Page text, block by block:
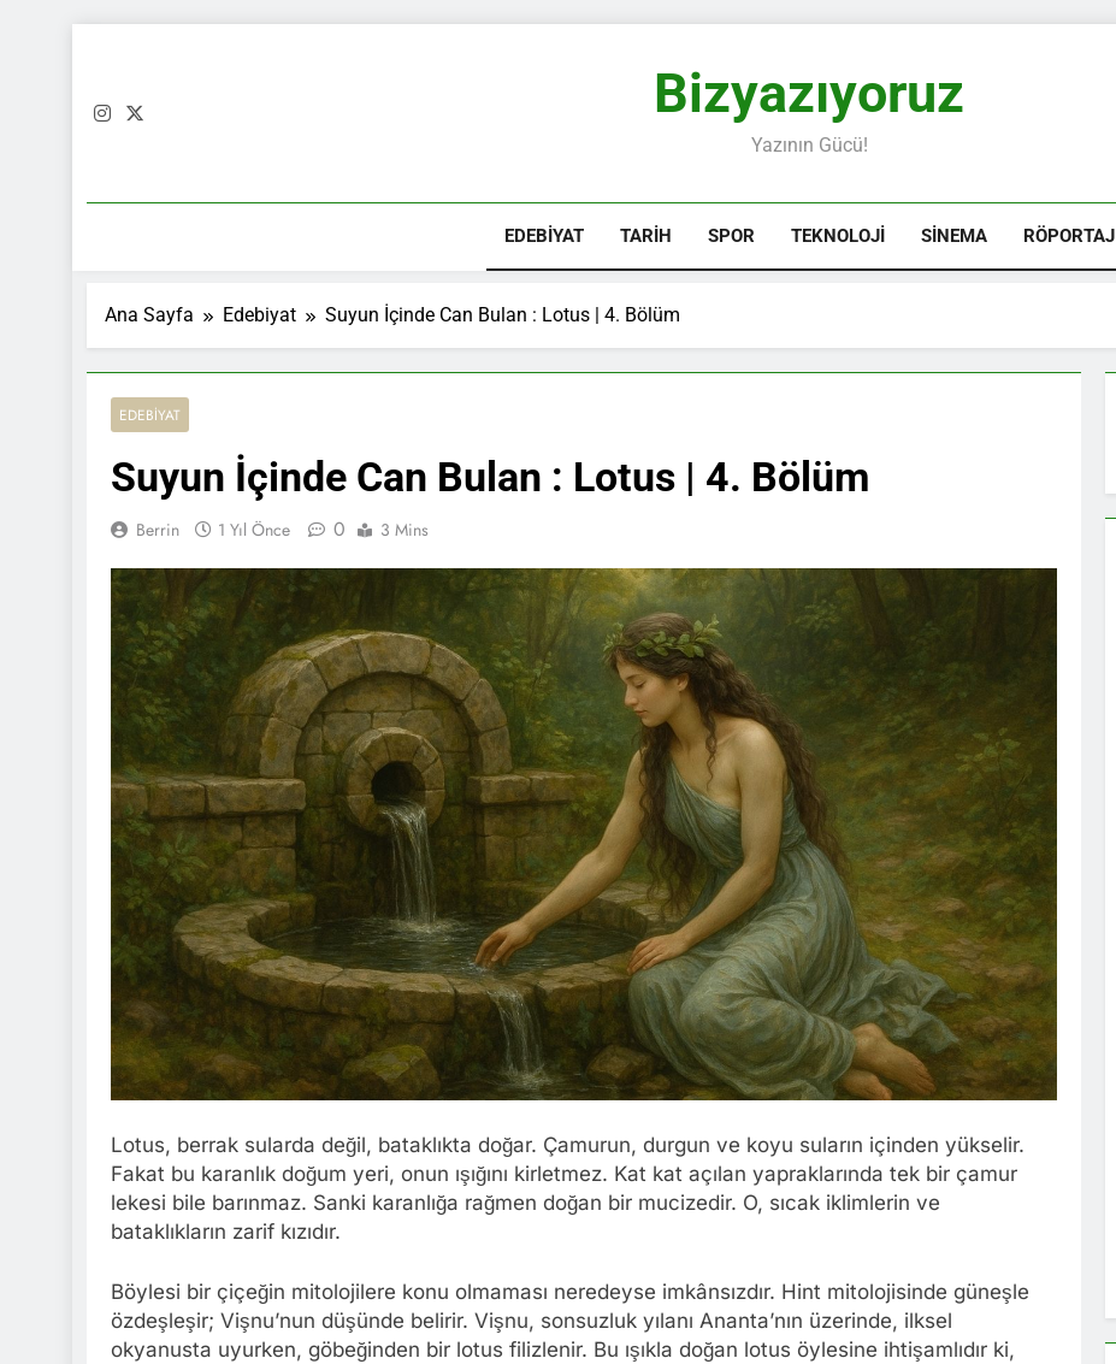
Bizyazıyoruz
Yazının Gücü!
EDEBIYAT TARIH SPOR TEKNOLOJI SINEMA RÖPORTAJ
Ana Sayfa Edebiyat Suyun İçinde Can Bulan : Lotus | 4. Bölüm
EDEBIYAT
Suyun İçinde Can Bulan : Lotus | 4. Bölüm
Berrin 1 Yıl Önce 0 3 Mins
Lotus, berrak sularda değil, bataklıkta doğar. Çamurun, durgun ve koyu suların içinden yükselir.
Fakat bu karanlık doğum yeri, onun ışığını kirletmez. Kat kat açılan yapraklarında tek bir çamur
lekesi bile barınmaz. Sanki karanlığa rağmen doğan bir mucizedir. O, sıcak iklimlerin ve
bataklıkların zarif kızıdır.
Böylesi bir çiçeğin mitolojilere konu olmaması neredeyse imkânsızdır. Hint mitolojisinde güneşle
özdeşleşir; Vişnu’nun düşünde belirir. Vişnu, sonsuzluk yılanı Ananta’nın üzerinde, ilksel
okyanusta uyurken, göbeğinden bir lotus filizlenir. Bu ışıkla doğan lotus öylesine ihtişamlıdır ki,